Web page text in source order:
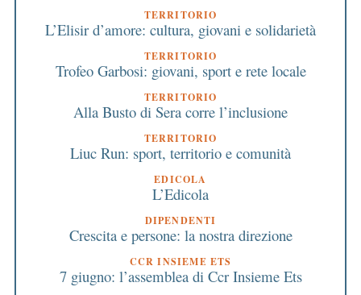
TERRITORIO
L’Elisir d’amore: cultura, giovani e solidarietà
TERRITORIO
Trofeo Garbosi: giovani, sport e rete locale
TERRITORIO
Alla Busto di Sera corre l’inclusione
TERRITORIO
Liuc Run: sport, territorio e comunità
EDICOLA
L’Edicola
DIPENDENTI
Crescita e persone: la nostra direzione
CCR INSIEME ETS
7 giugno: l’assemblea di Ccr Insieme Ets